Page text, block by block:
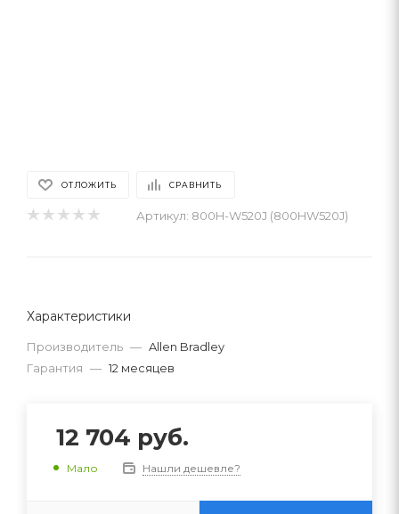
ОТЛОЖИТЬ СРАВНИТЬ
Артикул: 800H-W520J (800HW520J)
Характеристики
Производитель — Allen Bradley
Гарантия — 12 месяцев
12 704 руб.
Мало Нашли дешевле?